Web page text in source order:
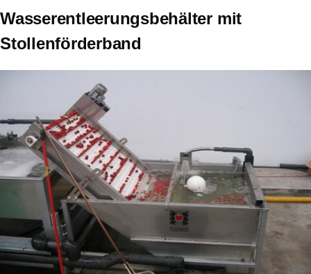
CorpsPrincipal
Wasserentleerungsbehälter mit
Stollenförderband